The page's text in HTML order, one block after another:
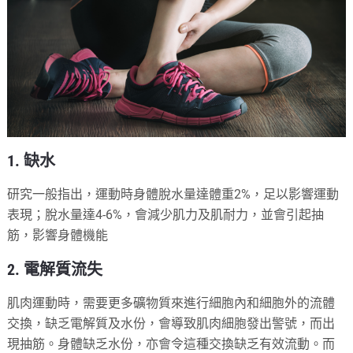
1. 缺水
研究一般指出，運動時身體脫水量達體重2%，足以影響運動
表現；脫水量達4-6%，會減少肌力及肌耐力，並會引起抽
筋，影響身體機能
2. 電解質流失
肌肉運動時，需要更多礦物質來進行細胞內和細胞外的流體
交換，缺乏電解質及水份，會導致肌肉細胞發出警號，而出
現抽筋。身體缺乏水份，亦會令這種交換缺乏有效流動。而